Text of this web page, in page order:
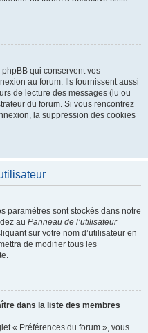
qui conservent vos
au forum. Ils fournissent aussi
de lecture des messages (lu ou
du forum. Si vous rencontrez
la suppression des cookies
paramètres sont stockés dans notre
au Panneau de l’utilisateur
sur votre nom d’utilisateur en
de modifier tous les
dans la liste des membres
« Préférences du forum », vous